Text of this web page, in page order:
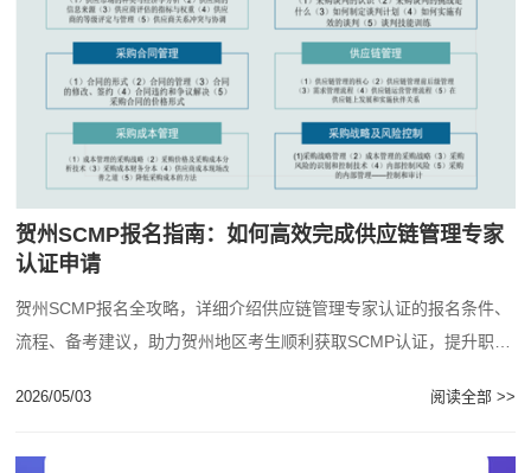
贺州SCMP报名指南：如何高效完成供应链管理专家
认证申请
贺州SCMP报名全攻略，详细介绍供应链管理专家认证的报名条件、
流程、备考建议，助力贺州地区考生顺利获取SCMP认证，提升职业
2026/05/03 阅读全部 >>